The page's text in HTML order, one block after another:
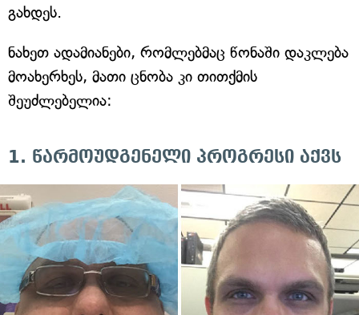
გახდეს.
ნახეთ ადამიანები, რომლებმაც წონაში დაკლება
მოახერხეს, მათი ცნობა კი თითქმის
შეუძლებელია:
1. წარმოუდგენელი პროგრესი აქვს